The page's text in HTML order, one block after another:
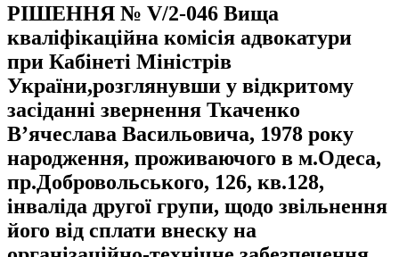
РІШЕННЯ № V/2-046 Вища
кваліфікаційна комісія адвокатури
при Кабінеті Міністрів
України,розглянувши у відкритому
засіданні звернення Ткаченко
В’ячеслава Васильовича, 1978 року
народження, проживаючого в м.Одеса,
пр.Добровольського, 126, кв.128,
інваліда другої групи, щодо звільнення
його від сплати внеску на